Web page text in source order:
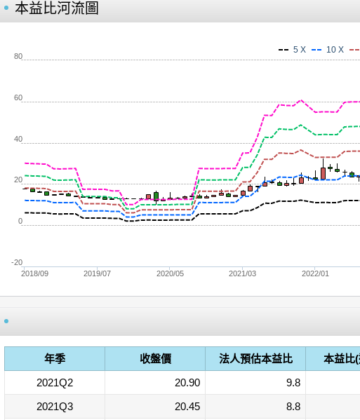
本益比河流圖
5 X 10 X
2018/09 2019/07 2020/05 2021/03 2022/01
0
20
40
60
-20
80
年季 收盤價 法人預估本益比 本益比
2021Q2
20.90 9.8
2021Q3
20.45 8.8